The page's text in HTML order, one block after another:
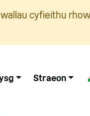
cyfieithu
Straeon